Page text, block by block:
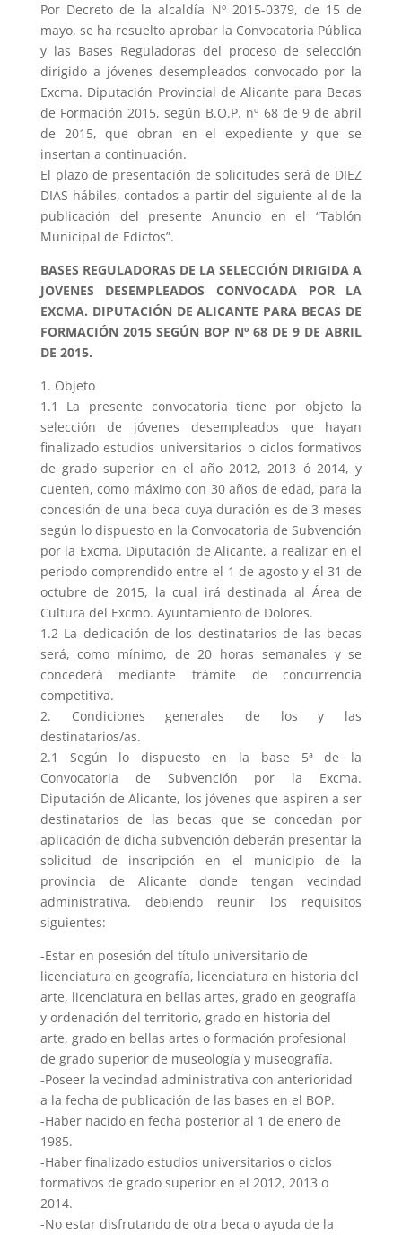
Por Decreto de la alcaldía Nº 2015-0379, de 15 de
mayo, se ha resuelto aprobar la Convocatoria Pública
y las Bases Reguladoras del proceso de selección
dirigido a jóvenes desempleados convocado por la
Excma. Diputación Provincial de Alicante para Becas
de Formación 2015, según B.O.P. nº 68 de 9 de abril
de 2015, que obran en el expediente y que se
insertan a continuación.
El plazo de presentación de solicitudes será de DIEZ
DIAS hábiles, contados a partir del siguiente al de la
publicación del presente Anuncio en el “Tablón
Municipal de Edictos”.
BASES REGULADORAS DE LA SELECCIÓN DIRIGIDA A
JOVENES DESEMPLEADOS CONVOCADA POR LA
EXCMA. DIPUTACIÓN DE ALICANTE PARA BECAS DE
FORMACIÓN 2015 SEGÚN BOP Nº 68 DE 9 DE ABRIL
DE 2015.
1. Objeto
1.1 La presente convocatoria tiene por objeto la
selección de jóvenes desempleados que hayan
finalizado estudios universitarios o ciclos formativos
de grado superior en el año 2012, 2013 ó 2014, y
cuenten, como máximo con 30 años de edad, para la
concesión de una beca cuya duración es de 3 meses
según lo dispuesto en la Convocatoria de Subvención
por la Excma. Diputación de Alicante, a realizar en el
periodo comprendido entre el 1 de agosto y el 31 de
octubre de 2015, la cual irá destinada al Área de
Cultura del Excmo. Ayuntamiento de Dolores.
1.2 La dedicación de los destinatarios de las becas
será, como mínimo, de 20 horas semanales y se
concederá mediante trámite de concurrencia
competitiva.
2. Condiciones generales de los y las
destinatarios/as.
2.1 Según lo dispuesto en la base 5ª de la
Convocatoria de Subvención por la Excma.
Diputación de Alicante, los jóvenes que aspiren a ser
destinatarios de las becas que se concedan por
aplicación de dicha subvención deberán presentar la
solicitud de inscripción en el municipio de la
provincia de Alicante donde tengan vecindad
administrativa, debiendo reunir los requisitos
siguientes:
-Estar en posesión del título universitario de
licenciatura en geografía, licenciatura en historia del
arte, licenciatura en bellas artes, grado en geografía
y ordenación del territorio, grado en historia del
arte, grado en bellas artes o formación profesional
de grado superior de museología y museografía.
-Poseer la vecindad administrativa con anterioridad
a la fecha de publicación de las bases en el BOP.
-Haber nacido en fecha posterior al 1 de enero de
1985.
-Haber finalizado estudios universitarios o ciclos
formativos de grado superior en el 2012, 2013 o
2014.
-No estar disfrutando de otra beca o ayuda de la